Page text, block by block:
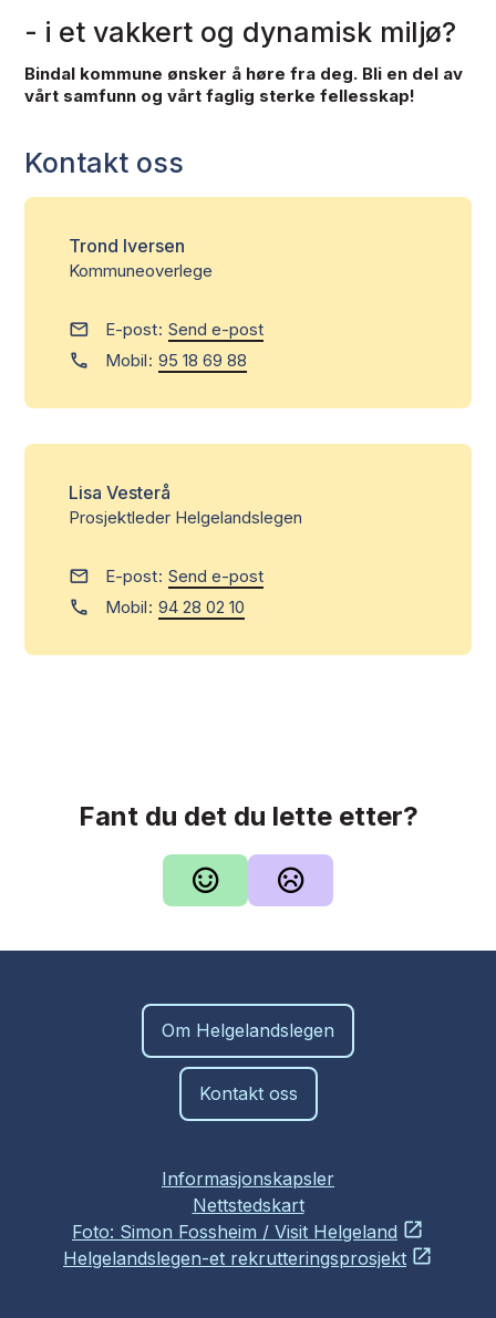
- i et vakkert og dynamisk miljø?
Bindal kommune ønsker å høre fra deg. Bli en del av
vårt samfunn og vårt faglig sterke fellesskap!
Kontakt oss
Trond Iversen
Kommuneoverlege
E-post Send e-post
Mobil 95 18 69 88
Lisa Vesterå
Prosjektleder Helgelandslegen
E-post Send e-post
Mobil 94 28 02 10
Fant du det du lette etter?
Om Helgelandslegen
Kontakt oss
Informasjonskapsler
Nettstedskart
Foto: Simon Fossheim / Visit Helgeland
Helgelandslegen-et rekrutteringsprosjekt